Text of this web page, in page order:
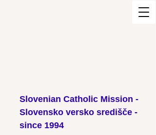
Slovenian Catholic Mission -
Slovensko versko središče -
since 1994